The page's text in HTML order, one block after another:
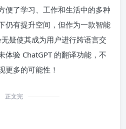
便了学习、工作和生活中的多种
仍有提升空间，但作为一款智能
疑使其成为用户进行跨语言交
体验 ChatGPT 的翻译功能，不
更多的可能性！
正文完